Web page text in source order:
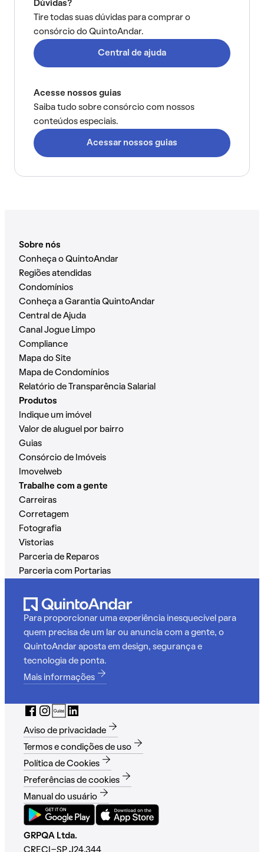
Dúvidas?
Tire todas suas dúvidas para comprar o
consórcio do QuintoAndar.
Central de ajuda
Acesse nossos guias
Saiba tudo sobre consórcio com nossos
conteúdos especiais.
Acessar nossos guias
Sobre nós
Conheça o QuintoAndar
Regiões atendidas
Condomínios
Conheça a Garantia QuintoAndar
Central de Ajuda
Canal Jogue Limpo
Compliance
Mapa do Site
Mapa de Condomínios
Relatório de Transparência Salarial
Produtos
Indique um imóvel
Valor de aluguel por bairro
Guias
Consórcio de Imóveis
Imovelweb
Trabalhe com a gente
Carreiras
Corretagem
Fotografia
Vistorias
Parceria de Reparos
Parceria com Portarias
Para proporcionar uma experiência inesquecível para
quem precisa de um lar ou anuncia com a gente, o
QuintoAndar aposta em design, segurança e
tecnologia de ponta.
Mais informações
Aviso de privacidade
Termos e condições de uso
Política de Cookies
Preferências de cookies
Manual do usuário
GRPQA Ltda.